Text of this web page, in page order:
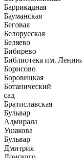
Баррикадная
Бауманская
Беговая
Белорусская
Беляево
Бибирево
Библиотека им.
Борисово
Боровицкая
Ботанический
сад
Братиславская
Бульвар
Адмирала
Ушакова
Бульвар
Дмитрия